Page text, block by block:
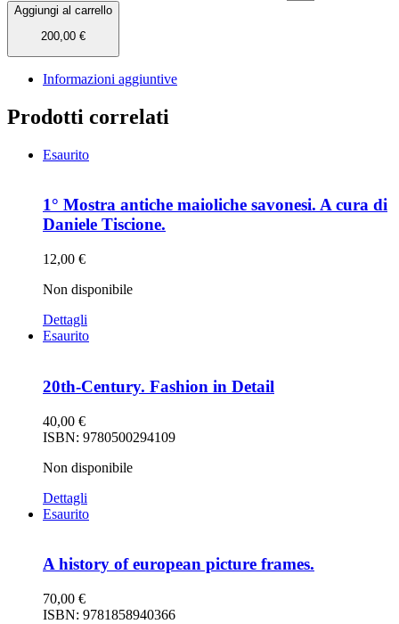
Aggiungi al carrello
200,00 €
Informazioni aggiuntive
Prodotti correlati
Esaurito
1° Mostra antiche maioliche savonesi. A cura di
Daniele Tiscione.
12,00 €
Non disponibile
Dettagli
Esaurito
20th-Century. Fashion in Detail
40,00 €
ISBN: 9780500294109
Non disponibile
Dettagli
Esaurito
A history of european picture frames.
70,00 €
ISBN: 9781858940366